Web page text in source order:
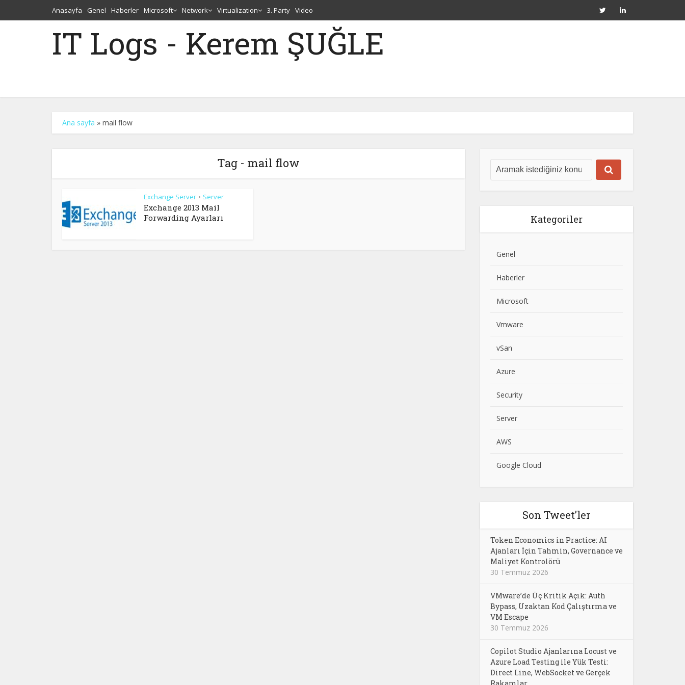
Anasayfa Genel Haberler Microsoft Network Virtualization 3. Party Video
IT Logs - Kerem ŞUĞLE
Ana sayfa » mail flow
Tag - mail flow
Exchange Server • Server
Exchange 2013 Mail
Forwarding Ayarları
Kategoriler
Genel
Haberler
Microsoft
Vmware
vSan
Azure
Security
Server
AWS
Google Cloud
Son Tweet’ler
Token Economics in Practice: AI
Ajanları İçin Tahmin, Governance ve
Maliyet Kontrolörü
30 Temmuz 2026
VMware’de Üç Kritik Açık: Auth
Bypass, Uzaktan Kod Çalıştırma ve
VM Escape
30 Temmuz 2026
Copilot Studio Ajanlarına Locust ve
Azure Load Testing ile Yük Testi:
Direct Line, WebSocket ve Gerçek